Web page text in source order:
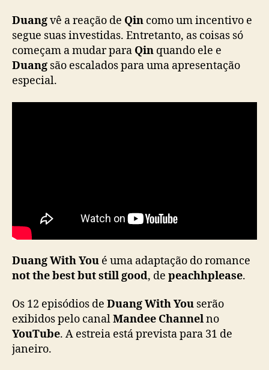
Duangvê a reação de Qin como um incentivo e
segue suas investidas. Entretanto, as coisas só
começam a mudar para Qin quando ele e
Duang são escalados para uma apresentação
especial.
Duang With You é uma adaptação do romance
not the best but still good, de peachhplease.
Os 12 episódios de Duang With You serão
exibidos pelo canalMandee Channelno
YouTube. A estreia está prevista para 31 de
janeiro.